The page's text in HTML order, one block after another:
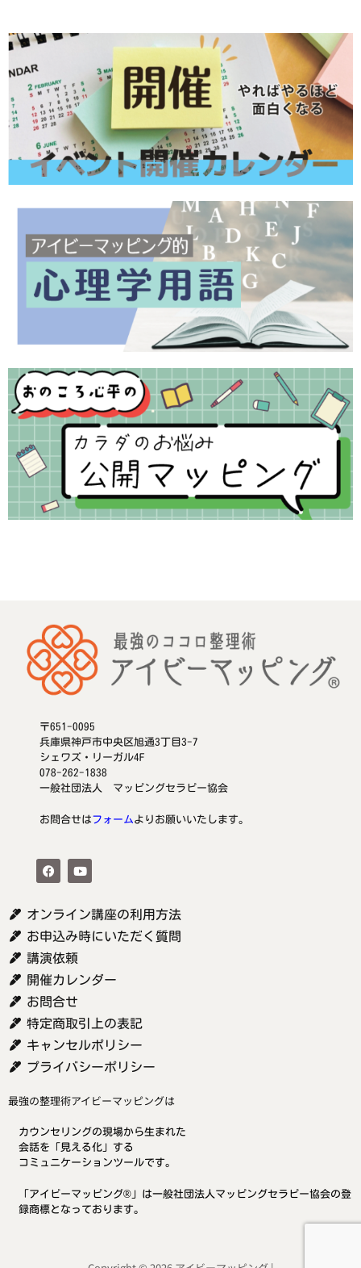
〒651-0095
兵庫県神戸市中央区旭通3丁目3-7
シェワズ・リーガル4F
078-262-1838
一般社団法人 マッピングセラピー協会
お問合せはフォームよりお願いいたします。
オンライン講座の利用方法
お申込み時にいただく質問
講演依頼
開催カレンダー
お問合せ
特定商取引上の表記
キャンセルポリシー
プライバシーポリシー
最強の整理術アイビーマッピングは
カウンセリングの現場から生まれた
会話を「見える化」する
コミュニケーションツールです。
「アイビーマッピング®」は一般社団法人マッピングセラピー協会の登
録商標となっております。